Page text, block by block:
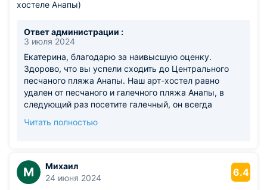
хостеле Анапы)
Ответ администрации :
3 июля 2024
Екатерина, благодарю за наивысшую оценку.
Здорово, что вы успели сходить до Центрального
песчаного пляжа Анапы. Наш арт-хостел равно
удален от песчаного и галечного пляжа Анапы, в
следующий раз посетите галечный, он всегда
на открытие 15ой выставки в нашем арт-хостеле,
новую выставку и ждем Вас в гости.
Читать полностью
М
Михаил
24 июня 2024
6.4